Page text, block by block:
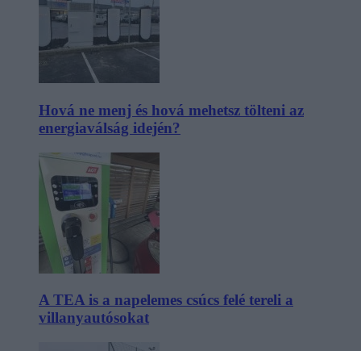
Hová ne menj és hová mehetsz tölteni az
energiaválság idején?
A TEA is a napelemes csúcs felé tereli a
villanyautósokat